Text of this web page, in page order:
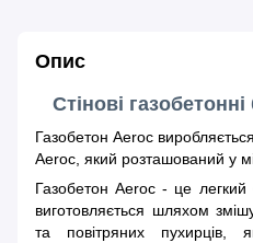
Опис
Стінові
Газобетон Aeroc
Aeroc, який розташований у
Газобетон Aeroc - це легкий
виготовляється шляхом
та повітряних пухирців,